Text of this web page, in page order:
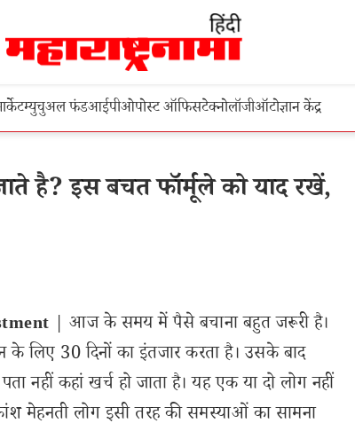
म्युचुअल फंडआईपीओपोस्ट ऑफिसटेक्नोलॉजीऑटोज्ञान केंद्र
है? इस बचत फॉर्मूले को याद रखें,
| आज के समय में पैसे बचाना बहुत जरूरी है।
के लिए 30 दिनों का इंतजार करता है। उसके बाद
नहीं कहां खर्च हो जाता है। यह एक या दो लोग नहीं
मेहनती लोग इसी तरह की समस्याओं का सामना